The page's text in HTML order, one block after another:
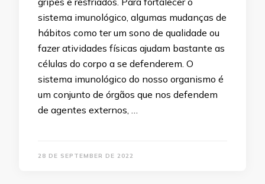
sistema imunológico, algumas mudanças de
hábitos como ter um sono de qualidade ou
fazer atividades físicas ajudam bastante as
células do corpo a se defenderem. O
sistema imunológico do nosso organismo é
um conjunto de órgãos que nos defendem
de agentes externos, …
28 DE SEPTEMBER DE 2022